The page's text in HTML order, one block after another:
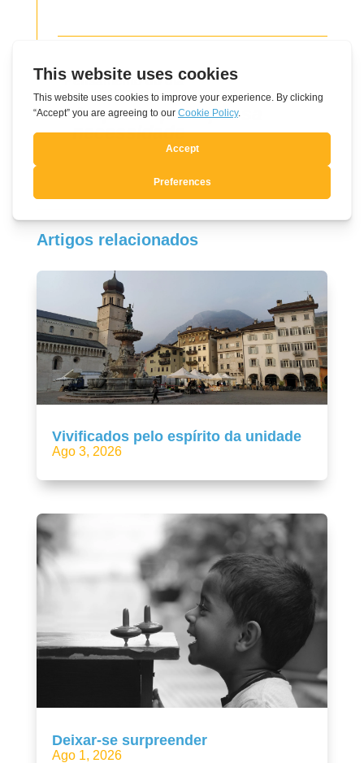
Pensamento do dia
Amparar quem passa
necessidade
Artigos relacionados
Vivificados pelo espírito da unidade
Ago 3, 2026
Deixar-se surpreender
Ago 1, 2026